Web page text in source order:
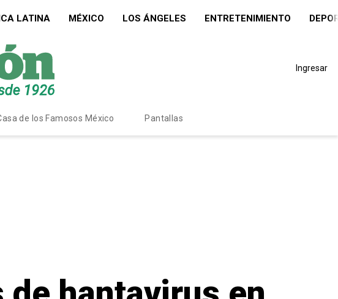
LATINA MÉXICO LOS ÁNGELES ENTRETENIMIENTO
Ingresar
de los Famosos México Pantallas